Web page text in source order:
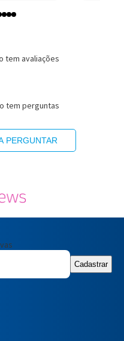
tem avaliações
tem perguntas
PERGUNTAR
Cadastrar